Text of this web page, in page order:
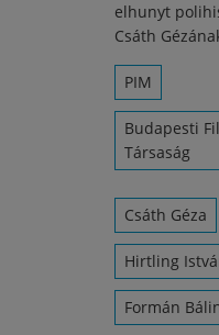
elhunyt
Csáth
PIM
Budapesti
Társaság
Csáth Géza
Hirtling
Formán